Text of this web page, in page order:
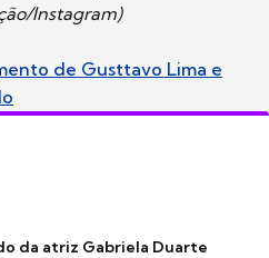
Instagram)
de Gusttavo Lima e
da atriz Gabriela Duarte